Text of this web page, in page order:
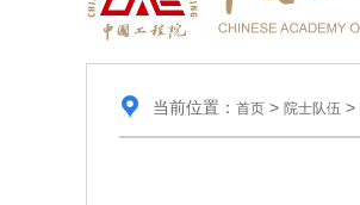
当前位置： 首页> 院士队伍 >